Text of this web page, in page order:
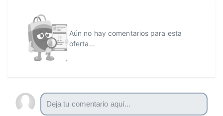
Aún no hay comentarios para esta
oferta...